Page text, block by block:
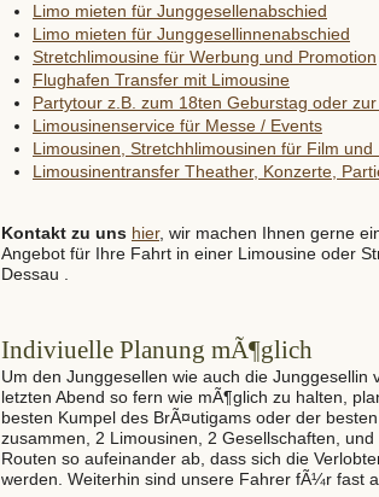
Limo mieten für Junggesellenabschied
Limo mieten für Junggesellinnenabschied
Stretchlimousine für Werbung und Promotion
Flughafen Transfer mit Limousine
Partytour z.B. zum 18ten Geburstag oder
Limousinenservice für Messe / Events
Limousinen, Stretchhlimousinen für Film und
Limousinentransfer Theather, Konzerte,
Kontakt zu uns hier, wir machen Ihnen gerne
Angebot für Ihre Fahrt in einer Limousine oder
Dessau .
Indiviuelle Planung mÃ¶glich
Um den Junggesellen wie auch die Junggesellin
letzten Abend so fern wie mÃ¶glich zu halten,
besten Kumpel des BrÃ¤utigams oder der
zusammen, 2 Limousinen, 2 Gesellschaften,
Routen so aufeinander ab, dass sich die
werden. Weiterhin sind unsere Fahrer fÃ¼r fast